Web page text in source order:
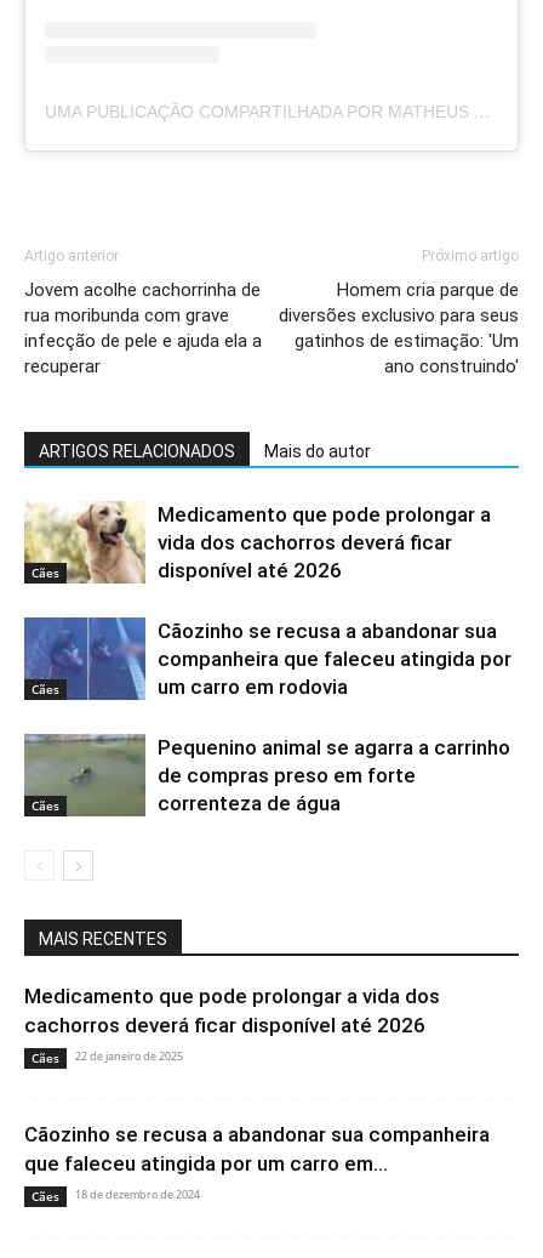
UMA PUBLICAÇÃO COMPARTILHADA POR MATHEUS LAIOLA (@DELEGADO.MATHEUSLAIOLA)
Artigo anterior
Jovem acolhe cachorrinha de
rua moribunda com grave
infecção de pele e ajuda ela a
recuperar
Próximo artigo
Homem cria parque de
diversões exclusivo para seus
gatinhos de estimação: 'Um
ano construindo'
ARTIGOS RELACIONADOS Mais do autor
Cães
Medicamento que pode prolongar a
vida dos cachorros deverá ficar
disponível até 2026
Cães
Cãozinho se recusa a abandonar sua
companheira que faleceu atingida por
um carro em rodovia
Cães
Pequenino animal se agarra a carrinho
de compras preso em forte
correnteza de água
MAIS RECENTES
Medicamento que pode prolongar a vida dos
cachorros deverá ficar disponível até 2026
Cães 22 de janeiro de 2025
Cãozinho se recusa a abandonar sua companheira
que faleceu atingida por um carro em...
Cães 18 de dezembro de 2024